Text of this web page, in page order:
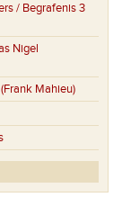
/ Begrafenis 3
Nigel
Mahieu)